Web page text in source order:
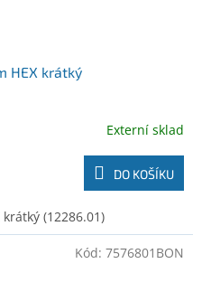
HEX krátký
Externí sklad
DO KOŠÍKU
krátký (12286.01)
Kód: 7576801BON